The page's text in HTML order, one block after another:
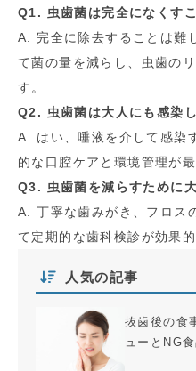
Q1. 虫歯菌は完全になくす
A. 完全に除去することは難
て菌の量を減らし、虫歯の
す。
Q2. 虫歯菌は大人にも感染
A. はい、唾液を介して感染
的な口腔ケアと環境管理が最
Q3. 虫歯菌を減らすために
A. 丁寧な歯みがき、フロス
て定期的な歯科検診が効果的
人気の記事
抜歯後の食
ューとNG食